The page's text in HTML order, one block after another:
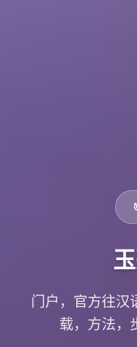
门户，官方往汉
载，方法，